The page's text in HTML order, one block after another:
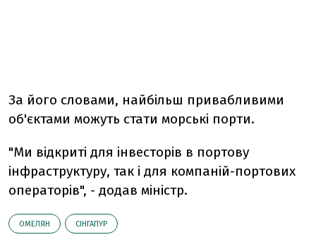
За його словами, найбільш привабливими
об'єктами можуть стати морські порти.
"Ми відкриті для інвесторів в портову
інфраструктуру, так і для компаній-портових
операторів", - додав міністр.
ОМЕЛЯН СІНГАПУР